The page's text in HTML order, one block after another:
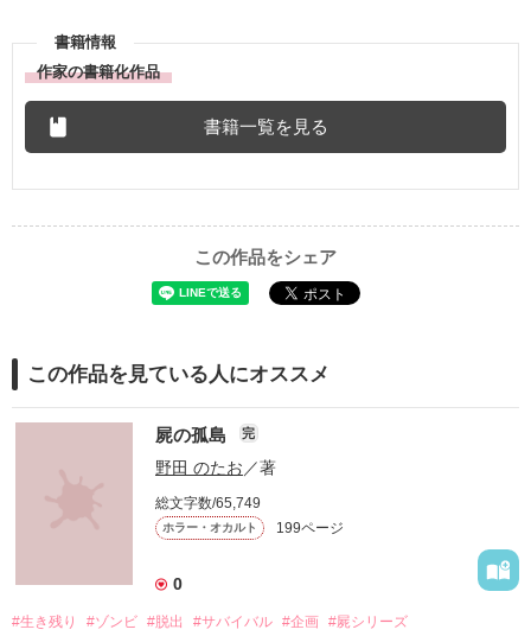
書籍情報
作家の書籍化作品
書籍一覧を見る
この作品をシェア
この作品を見ている人にオススメ
屍の孤島 完
野田 のたお／著
総文字数/65,749
ホラー・オカルト 199ページ
0
#生き残り #ゾンビ #脱出 #サバイバル #企画 #屍シリーズ